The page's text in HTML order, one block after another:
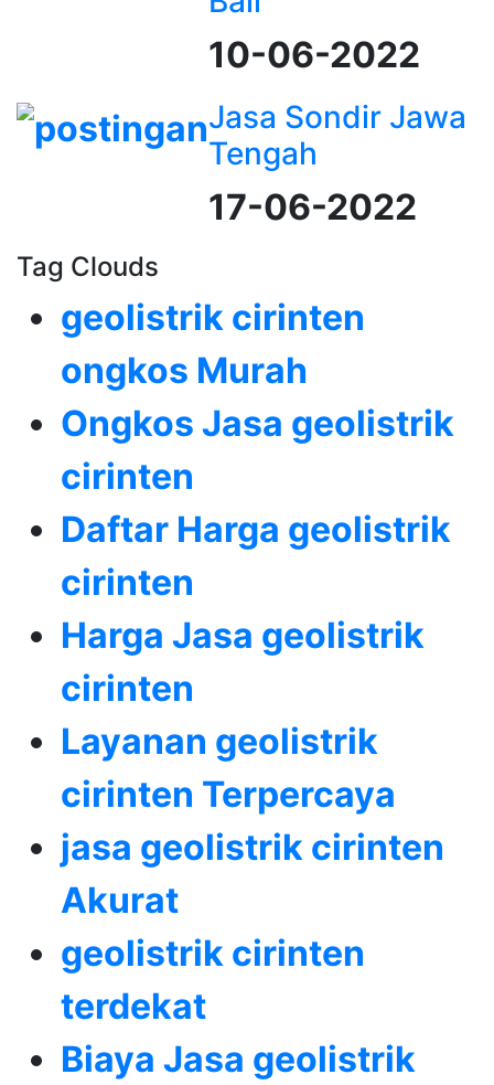
10-06-2022
Jasa Sondir Jawa
Tengah
17-06-2022
Tag Clouds
geolistrik cirinten
ongkos Murah
Ongkos Jasa geolistrik
cirinten
Daftar Harga geolistrik
cirinten
Harga Jasa geolistrik
cirinten
Layanan geolistrik
cirinten Terpercaya
jasa geolistrik cirinten
Akurat
geolistrik cirinten
terdekat
Biaya Jasa geolistrik